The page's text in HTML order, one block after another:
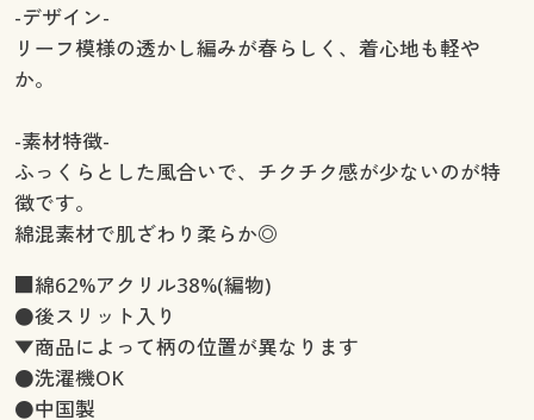
-デザイン-
リーフ模様の透かし編みが春らしく、着心地も軽や
か。
-素材特徴-
ふっくらとした風合いで、チクチク感が少ないのが特
徴です。
綿混素材で肌ざわり柔らか◎
■綿62%アクリル38%(編物)
●後スリット入り
▼商品によって柄の位置が異なります
●洗濯機OK
●中国製